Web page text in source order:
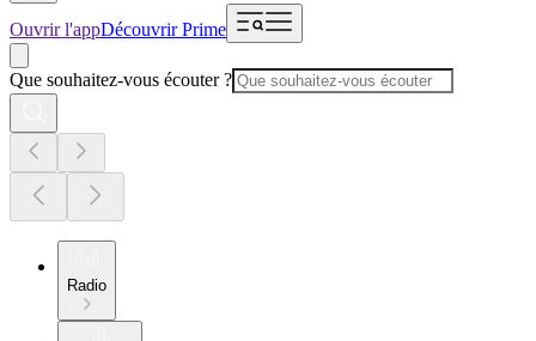
Ouvrir l'appDécouvrir Prime
Que souhaitez-vous écouter ?
Radio